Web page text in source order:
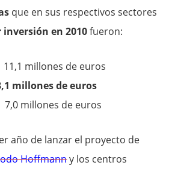
que en sus respectivos sectores
inversión en 2010fueron:
de euros
de euros
millones de euros
año de lanzar el proyecto de
Hoffmanny los centros